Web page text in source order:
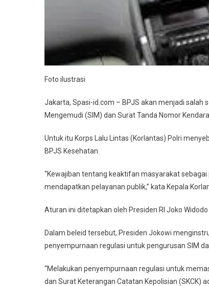
Foto ilustrasi
Jakarta, Spasi-id.com – BPJS akan menjadi salah
Mengemudi (SIM) dan Surat Tanda Nomor
Untuk itu Korps Lalu Lintas (Korlantas) Polri
BPJS Kesehatan.
“Kewajiban tentang keaktifan masyarakat
mendapatkan pelayanan publik,” kata Kepala
Aturan ini ditetapkan oleh Presiden RI Joko
Dalam beleid tersebut, Presiden Jokowi
penyempurnaan regulasi untuk pengurusan SIM
“Melakukan penyempurnaan regulasi untuk
dan Surat Keterangan Catatan Kepolisian (SKCK)